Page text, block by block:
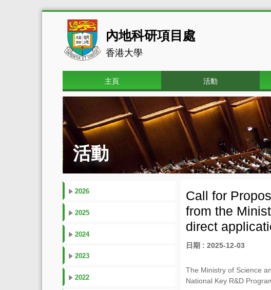
內地科研項目處
香港大學
主頁 活動
活動
2026
2025
2024
2023
2022
Call for
from the
direct
日期 : 2025-12-03
The Ministry of Science
National Key R&D